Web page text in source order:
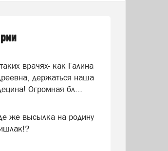
врачях- как Галина
держаться наша
Огромная бл...
же высылка на родину